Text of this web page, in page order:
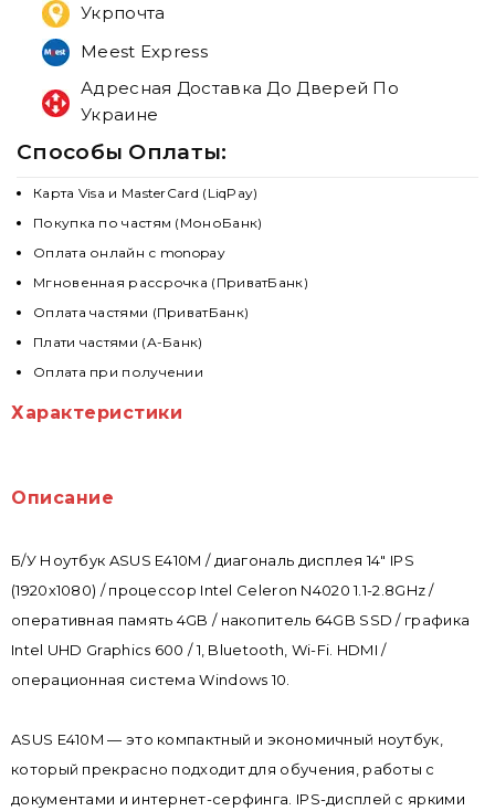
Укрпочта
Meest Express
Адресная Доставка До Дверей По
Украине
Способы Оплаты:
Карта Visa и MasterCard (LiqPay)
Покупка по частям (МоноБанк)
Оплата онлайн с monopay
Мгновенная рассрочка (ПриватБанк)
Оплата частями (ПриватБанк)
Плати частями (А-Банк)
Оплата при получении
Характеристики
Описание
Б/У Ноутбук ASUS E410M / диагональ дисплея 14" IPS
(1920х1080) / процессор Intel Celeron N4020 1.1-2.8GHz /
оперативная память 4GB / накопитель 64GB SSD / графика
Intel UHD Graphics 600 / 1, Bluetooth, Wi-Fi. HDMI /
операционная система Windows 10.
ASUS E410M — это компактный и экономичный ноутбук,
который прекрасно подходит для обучения, работы с
документами и интернет-серфинга. IPS-дисплей с яркими